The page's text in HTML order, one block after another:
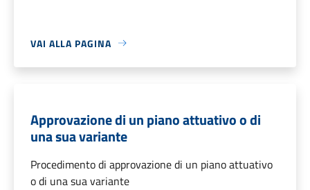
VAI ALLA PAGINA
Approvazione di un piano attuativo o di
una sua variante
Procedimento di approvazione di un piano attuativo
o di una sua variante